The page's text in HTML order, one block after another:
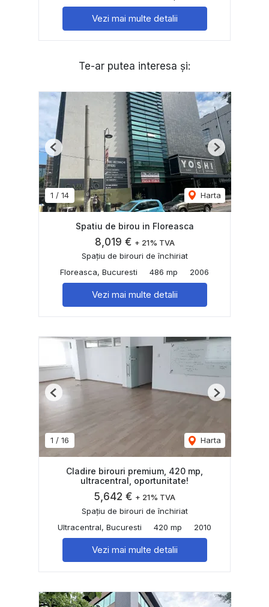
Vezi mai multe detalii
Te-ar putea interesa și:
1 / 14 Harta
Previous Next
Spatiu de birou in Floreasca
8,019 € + 21% TVA
Spațiu de birouri de închiriat
Floreasca, Bucuresti
486 mp 2006
Vezi mai multe detalii
1 / 16 Harta
Previous Next
Cladire birouri premium, 420 mp,
ultracentral, oportunitate!
5,642 € + 21% TVA
Spațiu de birouri de închiriat
Ultracentral, Bucuresti
420 mp 2010
Vezi mai multe detalii